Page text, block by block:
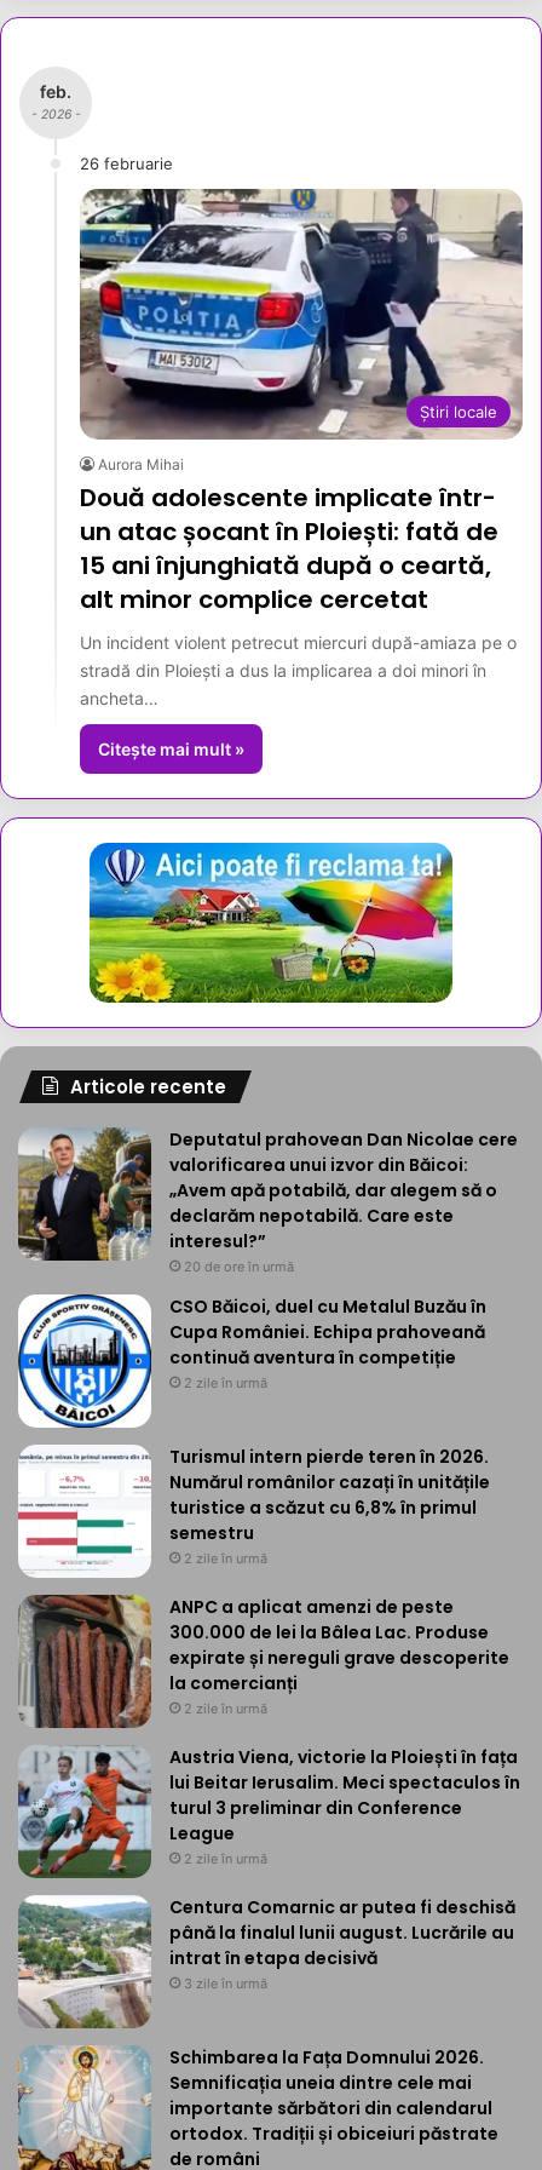
feb.
- 2026 -
26 februarie
Știri locale
Aurora Mihai
Două adolescente implicate într-
un atac șocant în Ploiești: fată de
15 ani înjunghiată după o ceartă,
alt minor complice cercetat
Un incident violent petrecut miercuri după-amiaza pe o
stradă din Ploiești a dus la implicarea a doi minori în
ancheta…
Citește mai mult »
Articole recente
Deputatul prahovean Dan Nicolae cere
valorificarea unui izvor din Băicoi:
„Avem apă potabilă, dar alegem să o
declarăm nepotabilă. Care este
interesul?”
20 de ore în urmă
CSO Băicoi, duel cu Metalul Buzău în
Cupa României. Echipa prahoveană
continuă aventura în competiție
2 zile în urmă
Turismul intern pierde teren în 2026.
Numărul românilor cazați în unitățile
turistice a scăzut cu 6,8% în primul
semestru
2 zile în urmă
ANPC a aplicat amenzi de peste
300.000 de lei la Bâlea Lac. Produse
expirate și nereguli grave descoperite
la comercianți
2 zile în urmă
Austria Viena, victorie la Ploiești în fața
lui Beitar Ierusalim. Meci spectaculos în
turul 3 preliminar din Conference
League
2 zile în urmă
Centura Comarnic ar putea fi deschisă
până la finalul lunii august. Lucrările au
intrat în etapa decisivă
3 zile în urmă
Schimbarea la Fața Domnului 2026.
Semnificația uneia dintre cele mai
importante sărbători din calendarul
ortodox. Tradiții și obiceiuri păstrate
de români